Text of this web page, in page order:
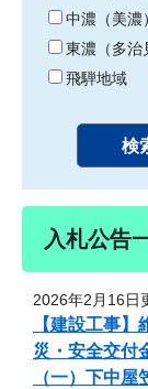
中濃（美濃
東濃（多治
飛騨地域
入札公告
2026年2月16日
【建設工事
災・安全交付
（一）下中